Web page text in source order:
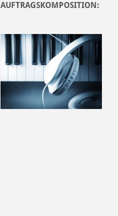
AUFTRAGSKOMPOSITION: